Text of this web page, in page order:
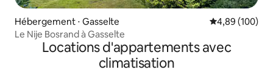
Hébergement ⋅ Gasselte Évaluation
4,89 (100)
Le Nije Bosrand à Gasselte
Locations d'appartements avec
climatisation